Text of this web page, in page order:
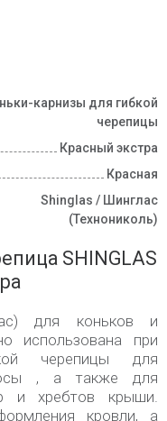
карнизы для гибкой
черепицы
Красный экстра
Красная
Shinglas / Шинглас
(Технониколь)
SHINGLAS
для коньков и
использована при
черепицы для
, а также для
и хребтов крыши.
кровли, а